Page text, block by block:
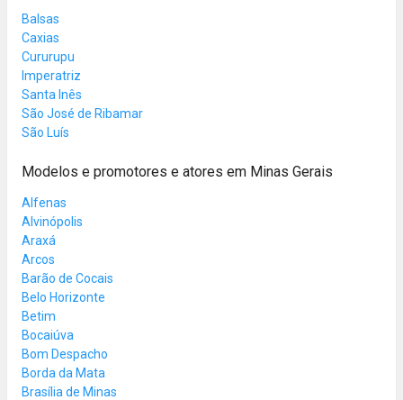
Balsas
Caxias
Cururupu
Imperatriz
Santa Inês
São José de Ribamar
São Luís
Modelos e promotores e atores em Minas Gerais
Alfenas
Alvinópolis
Araxá
Arcos
Barão de Cocais
Belo Horizonte
Betim
Bocaiúva
Bom Despacho
Borda da Mata
Brasília de Minas